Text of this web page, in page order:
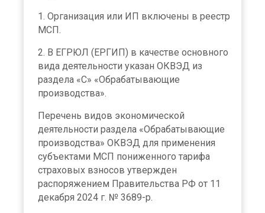
1. Организация или ИП включены в реестр
МСП.
2. В ЕГРЮЛ (ЕРГИП) в качестве основного
вида деятельности указан ОКВЭД из
раздела «C» «Обрабатывающие
производства».
Перечень видов экономической
деятельности раздела «Обрабатывающие
производства» ОКВЭД для применения
субъектами МСП пониженного тарифа
страховых взносов утвержден
распоряжением Правительства РФ от 11
декабря 2024 г. № 3689-р.